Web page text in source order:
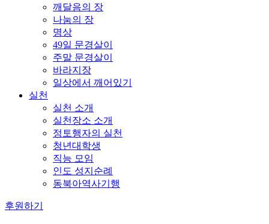
깨달음의 장
나눔의 장
명상
49일 문경살이
주말 문경살이
바라지장
일상에서 깨어있기
실천
실천 소개
실천장소 소개
정토행자의 실천
청년대학생
직능 모임
인도 성지순례
동북아역사기행
후원하기